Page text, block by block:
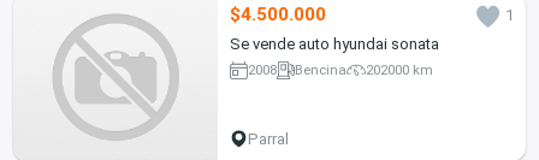
$4.500.000
1
Se vende auto hyundai sonata
2008 Bencina 202000 km
Parral